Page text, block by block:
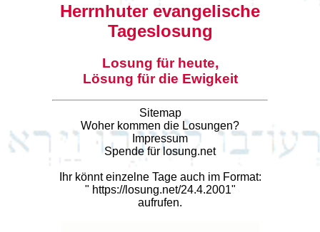
Herrnhuter evangelische
Tageslosung
Losung für heute,
Lösung für die Ewigkeit
Sitemap
Woher kommen die Losungen?
Impressum
Spende für losung.net
Ihr könnt einzelne Tage auch im Format:
" https://losung.net/24.4.2001"
aufrufen.